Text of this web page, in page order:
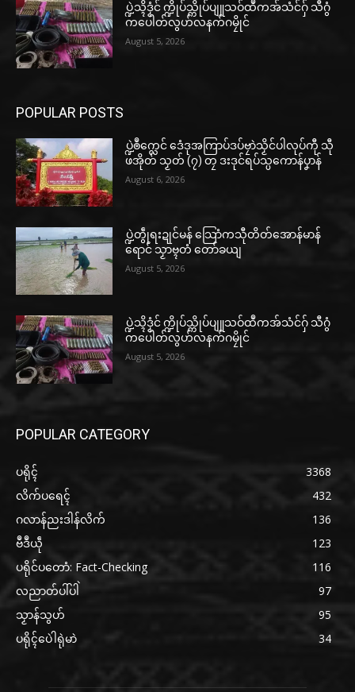
ပ္ဍဲသ္ၚိဒၟံင် က္ဍိုပ်သ္ကိုပ်ပျူသဝ်ထဳကအ်သံင်ဂှ် သီဂွံ
ကပေါတ်လွဟ်လနက်ဂမၠိုင်
August 5, 2026
POPULAR POSTS
ပ္ဍဲၜဳက္လေင် ဒေံဒုအကြာပ်ဒပ်ဗၠာဲသၟိင်ပါလုပ်ကီု သီု
ဖအိုတ် သၟတ် (၇) တၠ ဒးဒုင်ရပ်သ္ပကောန်ပၞာန်
August 6, 2026
ပ္ဍဲတွဵုရးဍုင်မန် သြောံကသီုတိတ်အောန်မာန်
ရောင် သၟာဗ္ၚတံ တော်ခယျ
August 5, 2026
ပ္ဍဲသ္ၚိဒၟံင် က္ဍိုပ်သ္ကိုပ်ပျူသဝ်ထဳကအ်သံင်ဂှ် သီဂွံ
ကပေါတ်လွဟ်လနက်ဂမၠိုင်
August 5, 2026
POPULAR CATEGORY
ပရိုၚ်
3368
လိက်ပရေၚ်
432
ဂလာန်ညးဒါန်လိက်
136
ဗဳဒဳယဵု
123
ပရိုင်ပတောံ: Fact-Checking
116
လညာတ်ပါ်ပါဲ
97
သၟာန်သွဟ်
95
ပရိုၚ်ပေဲါရုဲမာဲ
34